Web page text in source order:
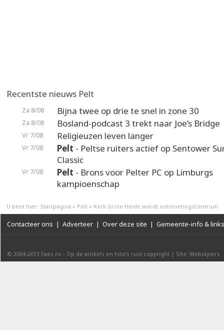
Recentste nieuws Pelt
Za 8/08 Bijna twee op drie te snel in zone 30
Za 8/08 Bosland-podcast 3 trekt naar Joe’s Bridge
Vr 7/08 Religieuzen leven langer
Vr 7/08 Pelt - Peltse ruiters actief op Sentower
Classic
Vr 7/08 Pelt - Brons voor Pelter PC op Limburgs
kampioenschap
U bent hier: Startpagina » Pelt » Kerk Grote Heide wordt ontmoetingscentrum
Contacteer ons | Adverteer | Over deze site | Gemeente-info & links
© 2004-2013 Faes nv - Op de artikels en foto’s rust copyright | Site: Webstylers